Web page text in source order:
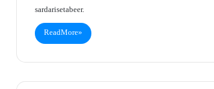
sardari se tabeer.
Read More »